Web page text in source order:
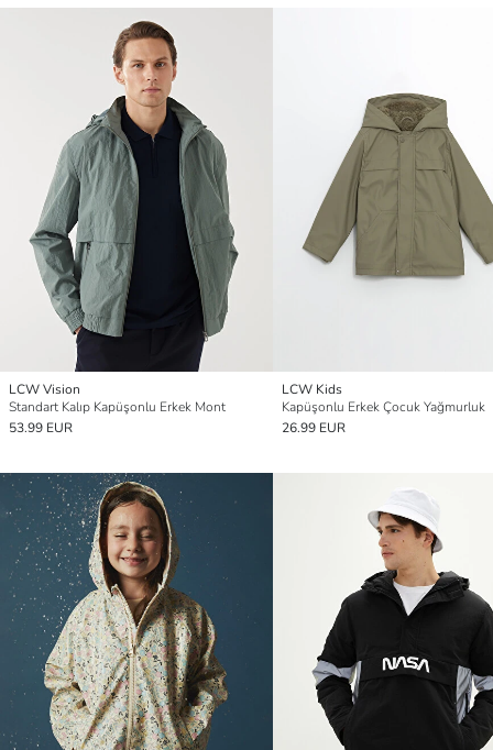
LCW Vision
Standart Kalıp Kapüşonlu Erkek Mont
53.99 EUR
LCW Kids
Kapüşonlu Erkek Çocuk Yağmurluk
26.99 EUR